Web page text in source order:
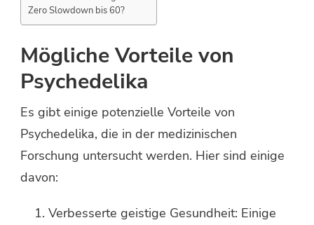
Zero Slowdown bis 60?
Mögliche Vorteile von
Psychedelika
Es gibt einige potenzielle Vorteile von
Psychedelika, die in der medizinischen
Forschung untersucht werden. Hier sind einige
davon:
Verbesserte geistige Gesundheit: Einige